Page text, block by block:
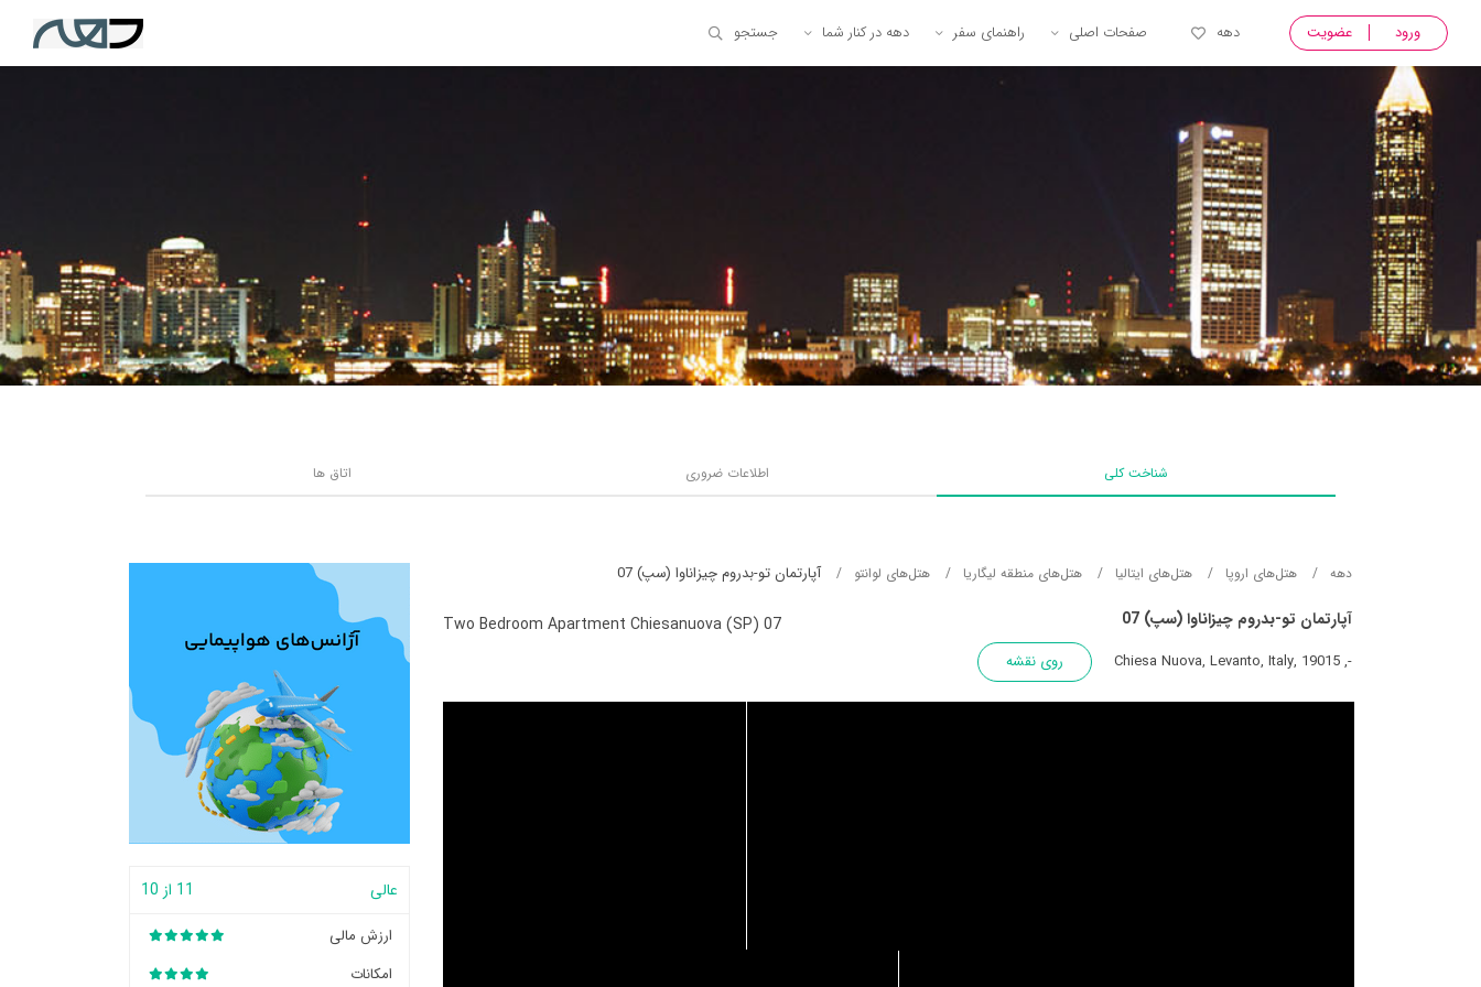
ورود عضویت دهه صفحات اصلی راهنمای سفر دهه در کنار شما جستجو
شناخت کلی اطلاعات ضروری اتاق ها
دهه هتل‌های اروپا هتل‌های ایتالیا هتل‌های منطقه لیگاریا هتل‌های لوانتو آپارتمان تو-بدروم چیزاناوا (سپ) 07
آپارتمان تو-بدروم چیزاناوا (سپ) 07 Two Bedroom Apartment Chiesanuova (SP) 07
-, Chiesa Nuova, Levanto, Italy, 19015 روی نقشه
عالی 11 از 10
ارزش مالی
امکانات